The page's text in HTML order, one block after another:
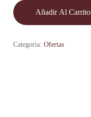
Añadir Al Carrito
Categoría: Ofertas